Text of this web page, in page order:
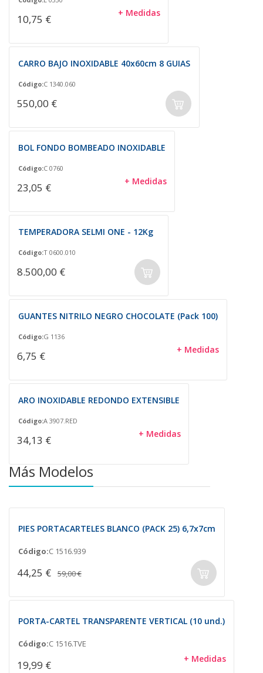
10,75 € + Medidas
CARRO BAJO INOXIDABLE 40x60cm 8 GUIAS
Código:C 1340.060
550,00 €
BOL FONDO BOMBEADO INOXIDABLE
Código:C 0760
23,05 € + Medidas
TEMPERADORA SELMI ONE - 12Kg
Código:T 0600.010
8.500,00 €
GUANTES NITRILO NEGRO CHOCOLATE (Pack 100)
Código:G 1136
6,75 € + Medidas
ARO INOXIDABLE REDONDO EXTENSIBLE
Código:A 3907.RED
34,13 € + Medidas
Más Modelos
PIES PORTACARTELES BLANCO (PACK 25) 6,7x7cm
Código:C 1516.939
44,25 € 59,00 €
PORTA-CARTEL TRANSPARENTE VERTICAL (10 und.)
Código:C 1516.TVE
19,99 € + Medidas